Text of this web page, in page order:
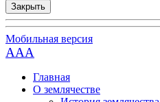
Закрыть
Мобильная версия
AAA
Главная
О землячестве